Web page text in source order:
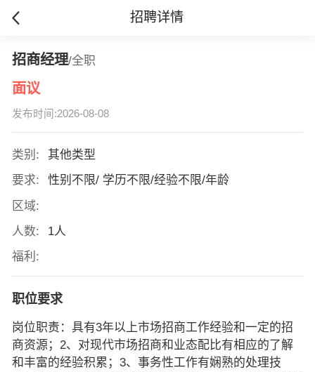
招聘详情
招商经理/全职
面议
发布时间:2026-08-08
类别:
其他类型
要求:
性别不限/ 学历不限/经验不限/年龄
区域:
人数:
1人
福利:
职位要求
岗位职责：具有3年以上市场招商工作经验和一定的招
商资源；2、对现代市场招商和业态配比有相应的了解
和丰富的经验积累；3、事务性工作有娴熟的处理技